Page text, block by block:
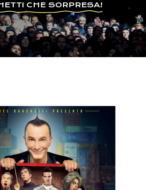
CHE SORPRESA!